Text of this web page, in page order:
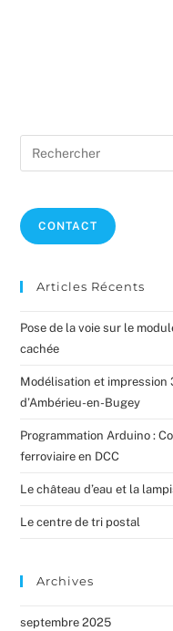
CONTACT
Articles Récents
Pose de la voie sur le
cachée
Modélisation et impression
d’Ambérieu-en-Bugey
Programmation Arduino :
ferroviaire en DCC
Le château d’eau et la
Le centre de tri postal
Archives
septembre 2025